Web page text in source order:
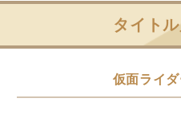
タイト
仮面ライ